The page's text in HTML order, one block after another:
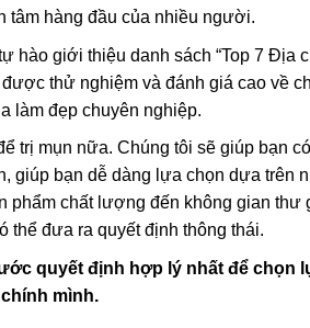
tâm hàng đầu của nhiều người.
hào giới thiệu danh sách “Top 7 Địa
thử nghiệm và đánh giá cao về
làm đẹp chuyên nghiệp.
trị mụn nữa. Chúng tôi sẽ giúp bạn
giúp bạn dễ dàng lựa chọn dựa trên
phẩm chất lượng đến không gian thư
thể đưa ra quyết định thông thái.
quyết định hợp lý nhất để chọn
mình.